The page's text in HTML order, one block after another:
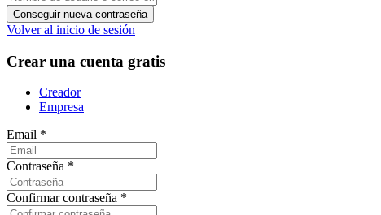
Volver al inicio de sesión
Crear una cuenta gratis
Creador
Empresa
Email *
Contraseña *
Confirmar contraseña *